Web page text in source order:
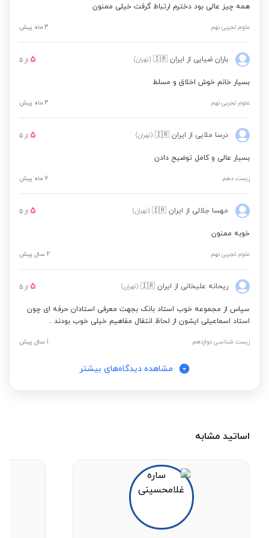
همه چیز عالی بود دخترم ارتباط گرفت خیلی ممنون
علوم تجربی نهم 3 ماه پیش
باران ضیایی از ایران 🇮🇷 (تهران) 5 از 5
بسیار خانم خوش اخلاق و مسلط
علوم تجربی نهم 3 ماه پیش
درسا ملایی از ایران 🇮🇷 (تهران) 5 از 5
بسیار عالی و کامل توضیح دادن
زیست دهم 7 ماه پیش
مهسا جلالی از ایران 🇮🇷 (تهران) 5 از 5
خوبه ممنون
علوم تجربی نهم 2 سال پیش
ریحانه علیخانی از ایران 🇮🇷 (تهران) 5 از 5
سپاس از مجموعه خوب استاد بانک بجهت معرفی استادان حرفه ای چون
استاد اسماعیلی ایشون از لحاظ انتقال مفاهیم خیلی خوب بودند .
زیست شناسی دوازدهم 1 سال پیش
مشاهده دیدگاه‌های بیشتر
اساتید مشابه